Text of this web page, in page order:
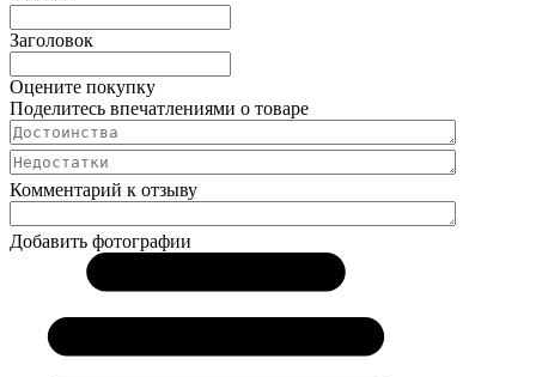
Заголовок
Оцените покупку
Поделитесь впечатлениями о товаре
Комментарий к отзыву
Добавить фотографии